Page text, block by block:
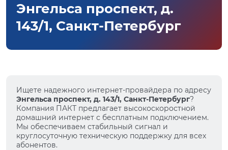
Энгельса проспект, д.
143/1, Санкт-Петербург
Ищете надежного интернет-провайдера по адресу
Энгельса проспект, д. 143/1, Санкт-Петербург?
Компания ПАКТ предлагает высокоскоростной
домашний интернет с бесплатным подключением.
Мы обеспечиваем стабильный сигнал и
круглосуточную техническую поддержку для всех
абонентов.